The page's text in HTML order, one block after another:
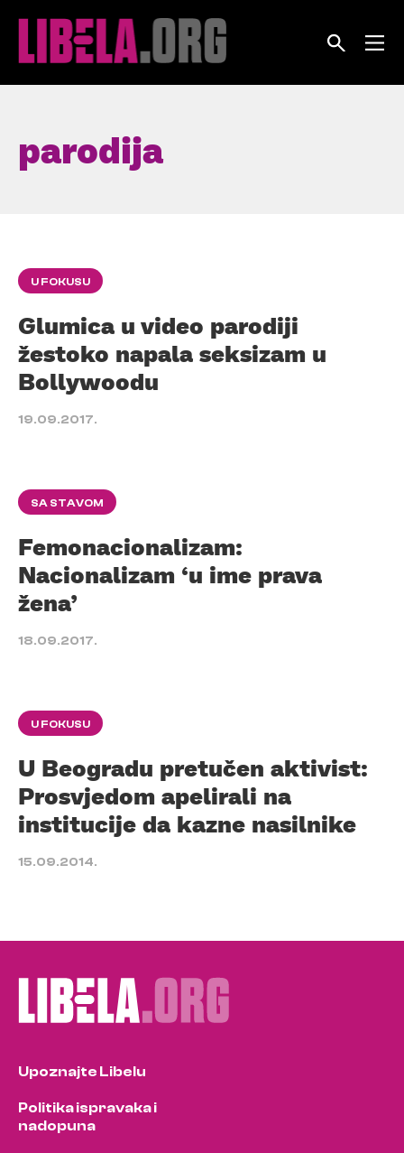
parodija
U FOKUSU
Glumica u video parodiji
žestoko napala seksizam u
Bollywoodu
19.09.2017.
SA STAVOM
Femonacionalizam:
Nacionalizam ‘u ime prava
žena’
18.09.2017.
U FOKUSU
U Beogradu pretučen aktivist:
Prosvjedom apelirali na
institucije da kazne nasilnike
15.09.2014.
Upoznajte Libelu
Politika ispravaka i
nadopuna